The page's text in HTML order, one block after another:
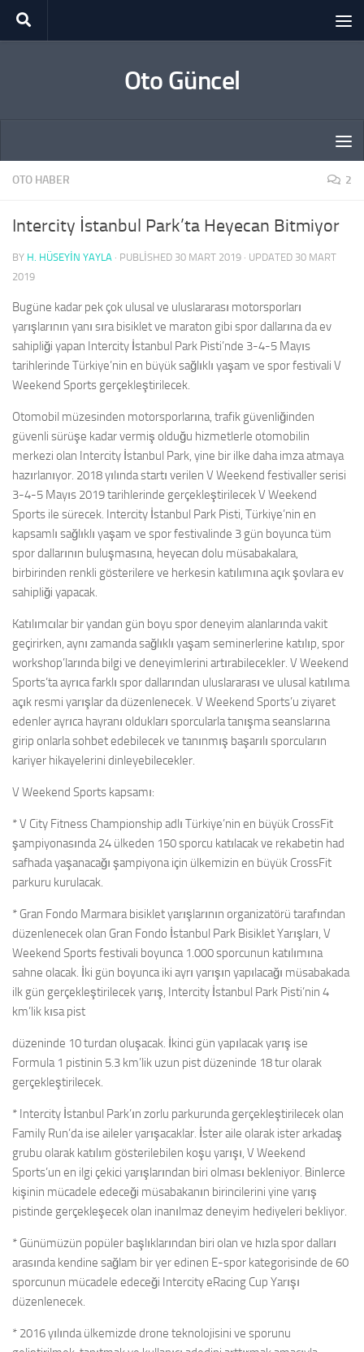
Skip to content
Oto Güncel
OTO HABER 2
Intercity İstanbul Park’ta Heyecan Bitmiyor
BY H. HÜSEYIN YAYLA · PUBLISHED 30 MART 2019 · UPDATED 30 MART
2019
Bugüne kadar pek çok ulusal ve uluslararası motorsporları
yarışlarının yanı sıra bisiklet ve maraton gibi spor dallarına da ev
sahipliği yapan Intercity İstanbul Park Pisti’nde 3-4-5 Mayıs
tarihlerinde Türkiye’nin en büyük sağlıklı yaşam ve spor festivali V
Weekend Sports gerçekleştirilecek.
Otomobil müzesinden motorsporlarına, trafik güvenliğinden
güvenli sürüşe kadar vermiş olduğu hizmetlerle otomobilin
merkezi olan Intercity İstanbul Park, yine bir ilke daha imza atmaya
hazırlanıyor. 2018 yılında startı verilen V Weekend festivaller serisi
3-4-5 Mayıs 2019 tarihlerinde gerçekleştirilecek V Weekend
Sports ile sürecek. Intercity İstanbul Park Pisti, Türkiye’nin en
kapsamlı sağlıklı yaşam ve spor festivalinde 3 gün boyunca tüm
spor dallarının buluşmasına, heyecan dolu müsabakalara,
birbirinden renkli gösterilere ve herkesin katılımına açık şovlara ev
sahipliği yapacak.
Katılımcılar bir yandan gün boyu spor deneyim alanlarında vakit
geçirirken, aynı zamanda sağlıklı yaşam seminerlerine katılıp, spor
workshop’larında bilgi ve deneyimlerini artırabilecekler. V Weekend
Sports’ta ayrıca farklı spor dallarından uluslararası ve ulusal katılıma
açık resmi yarışlar da düzenlenecek. V Weekend Sports’u ziyaret
edenler ayrıca hayranı oldukları sporcularla tanışma seanslarına
girip onlarla sohbet edebilecek ve tanınmış başarılı sporcuların
kariyer hikayelerini dinleyebilecekler.
V Weekend Sports kapsamı:
* V City Fitness Championship adlı Türkiye’nin en büyük CrossFit
şampiyonasında 24 ülkeden 150 sporcu katılacak ve rekabetin had
safhada yaşanacağı şampiyona için ülkemizin en büyük CrossFit
parkuru kurulacak.
* Gran Fondo Marmara bisiklet yarışlarının organizatörü tarafından
düzenlenecek olan Gran Fondo İstanbul Park Bisiklet Yarışları, V
Weekend Sports festivali boyunca 1.000 sporcunun katılımına
sahne olacak. İki gün boyunca iki ayrı yarışın yapılacağı müsabakada
ilk gün gerçekleştirilecek yarış, Intercity İstanbul Park Pisti’nin 4
km’lik kısa pist
düzeninde 10 turdan oluşacak. İkinci gün yapılacak yarış ise
Formula 1 pistinin 5.3 km’lik uzun pist düzeninde 18 tur olarak
gerçekleştirilecek.
* Intercity İstanbul Park’ın zorlu parkurunda gerçekleştirilecek olan
Family Run’da ise aileler yarışacaklar. İster aile olarak ister arkadaş
grubu olarak katılım gösterilebilen koşu yarışı, V Weekend
Sports’un en ilgi çekici yarışlarından biri olması bekleniyor. Binlerce
kişinin mücadele edeceği müsabakanın birincilerini yine yarış
pistinde gerçekleşecek olan inanılmaz deneyim hediyeleri bekliyor.
* Günümüzün popüler başlıklarından biri olan ve hızla spor dalları
arasında kendine sağlam bir yer edinen E-spor kategorisinde de 60
sporcunun mücadele edeceği Intercity eRacing Cup Yarışı
düzenlenecek.
* 2016 yılında ülkemizde drone teknolojisini ve sporunu